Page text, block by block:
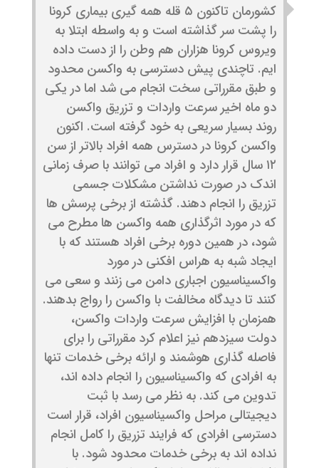
کشورمان تاکنون ۵ قله همه گیری بیماری کرونا
را پشت سر گذاشته است و به واسطه ابتلا به
ویروس کرونا هزاران هم وطن را از دست داده
ایم. تاچندی پیش دسترسی به واکسن محدود
و طبق مقرراتی سخت انجام می شد اما در یکی
دو ماه اخیر سرعت واردات و تزریق واکسن
روند بسیار سریعی به خود گرفته است. اکنون
واکسن کرونا در دسترس همه افراد بالاتر از سن
۱۲ سال قرار دارد و افراد می توانند با صرف زمانی
اندک در صورت نداشتن مشکلات جسمی
تزریق را انجام دهند. گذشته از برخی پرسش ها
که در مورد اثرگذاری همه واکسن ها مطرح می
شود، در همین دوره برخی افراد هستند که با
ایجاد شبه به هراس افکنی در مورد
واکسیناسیون اجباری دامن می زنند و سعی می
کنند تا دیدگاه مخالفت با واکسن را رواج بدهند.
همزمان با افزایش سرعت واردات واکسن،
دولت سیزدهم نیز اعلام کرد مقرراتی را برای
فاصله گذاری هوشمند و ارائه برخی خدمات تنها
به افرادی که واکسیناسیون را انجام داده اند،
تدوین می کند. به نظر می رسد با ثبت
دیجیتالی مراحل واکسیناسیون افراد، قرار است
دسترسی افرادی که فرایند تزریق را کامل انجام
نداده اند به برخی خدمات محدود شود. با